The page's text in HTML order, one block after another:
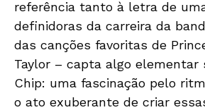
referência tanto à letra de
definidoras da carreira da
das canções favoritas de
Taylor – capta algo elementar
Chip: uma fascinação pelo
o ato exuberante de criar